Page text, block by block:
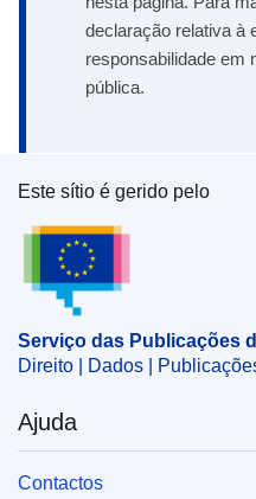
declaração relativa à
responsabilidade em
pública.
Serviço das
Este sítio é gerido pelo
Serviço das Publicações
Direito | Dados |
Ajuda
Contactos